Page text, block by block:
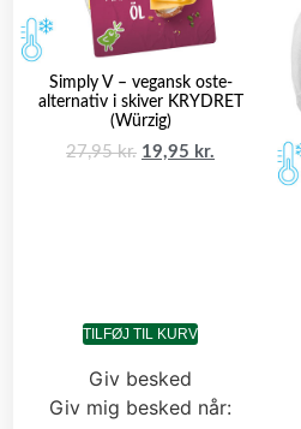
Simply V – vegansk oste-
alternativ i skiver KRYDRET
(Würzig)
27,95kr. 19,95 kr.
TILFØJ TIL KURV
Giv besked
Giv mig besked når: